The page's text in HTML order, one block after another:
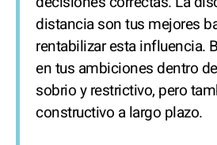
distancia son tus mejores
rentabilizar esta influencia.
en tus ambiciones dentro
sobrio y restrictivo, pero
constructivo a largo plazo.